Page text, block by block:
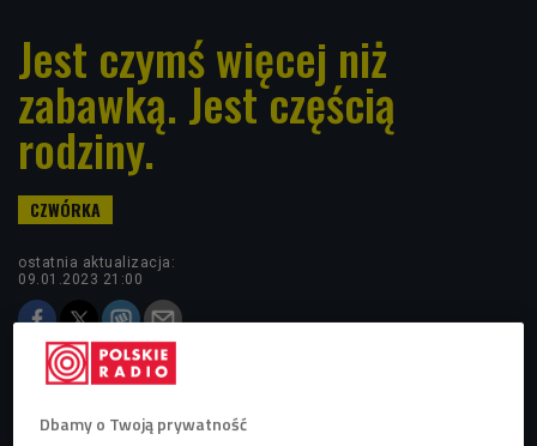
Jest czymś więcej niż
zabawką. Jest częścią
rodziny.
ostatnia aktualizacja:
09.01.2023 21:00
Google News
Dbamy o Twoją prywatność